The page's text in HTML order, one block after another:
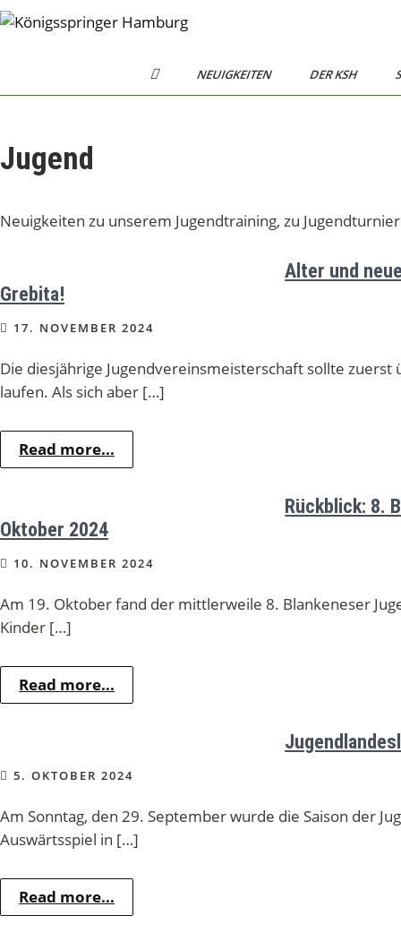
Skip
H
O
NEUIGKEITEN DER KSH
Jugend
Neuigkeiten zu unserem Jugendtraining, zu
Alter und
Grebita!
17. NOVEMBER 2024
Die diesjährige Jugendvereinsmeisterschaft sollte zuerst
laufen. Als sich aber […]
Read more...
Rückblick: 8.
Oktober 2024
10. NOVEMBER 2024
Am 19. Oktober fand der mittlerweile 8. Blankeneser
Kinder […]
Read more...
5. OKTOBER 2024
Am Sonntag, den 29. September wurde die Saison der
Auswärtsspiel in […]
Read more...